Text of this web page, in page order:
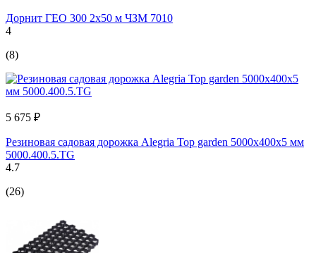
Дорнит ГЕО 300 2x50 м ЧЗМ 7010
4
(8)
5 675 ₽
Резиновая садовая дорожка Alegria Top garden 5000x400x5 мм
5000.400.5.TG
4.7
(26)